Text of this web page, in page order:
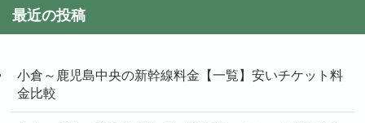
最近の投稿
小倉～鹿児島中央の新幹線料金【一覧】安いチケット料
金比較